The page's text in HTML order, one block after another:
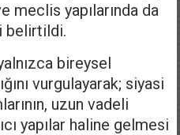
meclis yapılarında da
belirtildi.
bireysel
vurgulayarak; siyasi
uzun vadeli
yapılar haline gelmesi